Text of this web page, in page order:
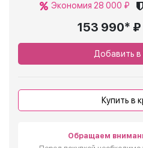
Экономия 28 000 ₽
153 990* ₽
Добавить в
Купить в
Обращаем